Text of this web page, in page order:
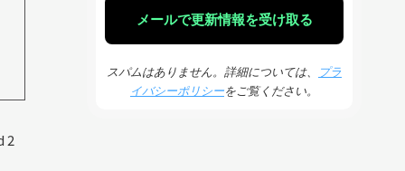
スパムはありません。詳細については、
プラ
イバシーポリシーをご覧ください。